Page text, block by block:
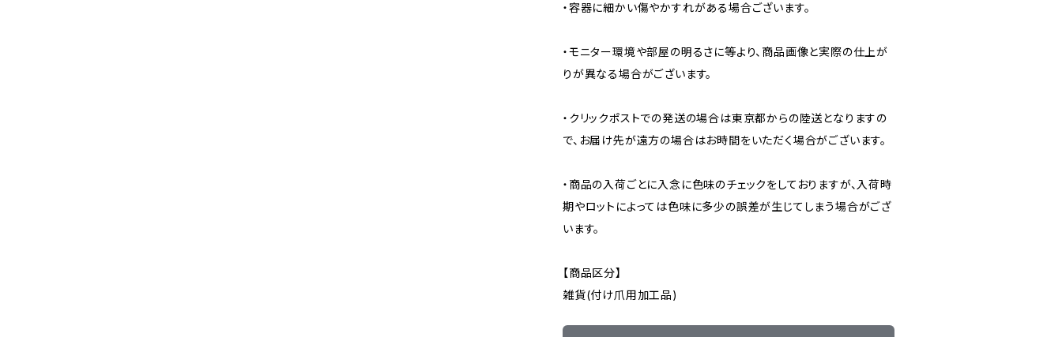
・容器に細かい傷やかすれがある場合ございます。
・モニター環境や部屋の明るさに等より、商品画像と実際の仕上が
りが異なる場合がございます。
・クリックポストでの発送の場合は東京都からの陸送となりますの
で、お届け先が遠方の場合はお時間をいただく場合がございます。
・商品の入荷ごとに入念に色味のチェックをしておりますが、入荷時
期やロットによっては色味に多少の誤差が生じてしまう場合がござ
います。
【商品区分】
雑貨(付け爪用加工品)